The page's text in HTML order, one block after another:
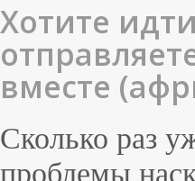
Хотите
вместе
Сколько раз
проблемы